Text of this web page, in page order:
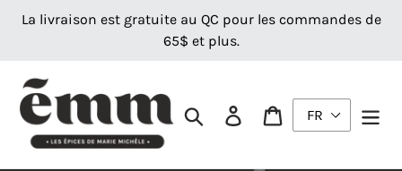
Passer
La livraison est gratuite au QC pour les commandes de
65$ et plus.
RechercherSe connecter
Panier